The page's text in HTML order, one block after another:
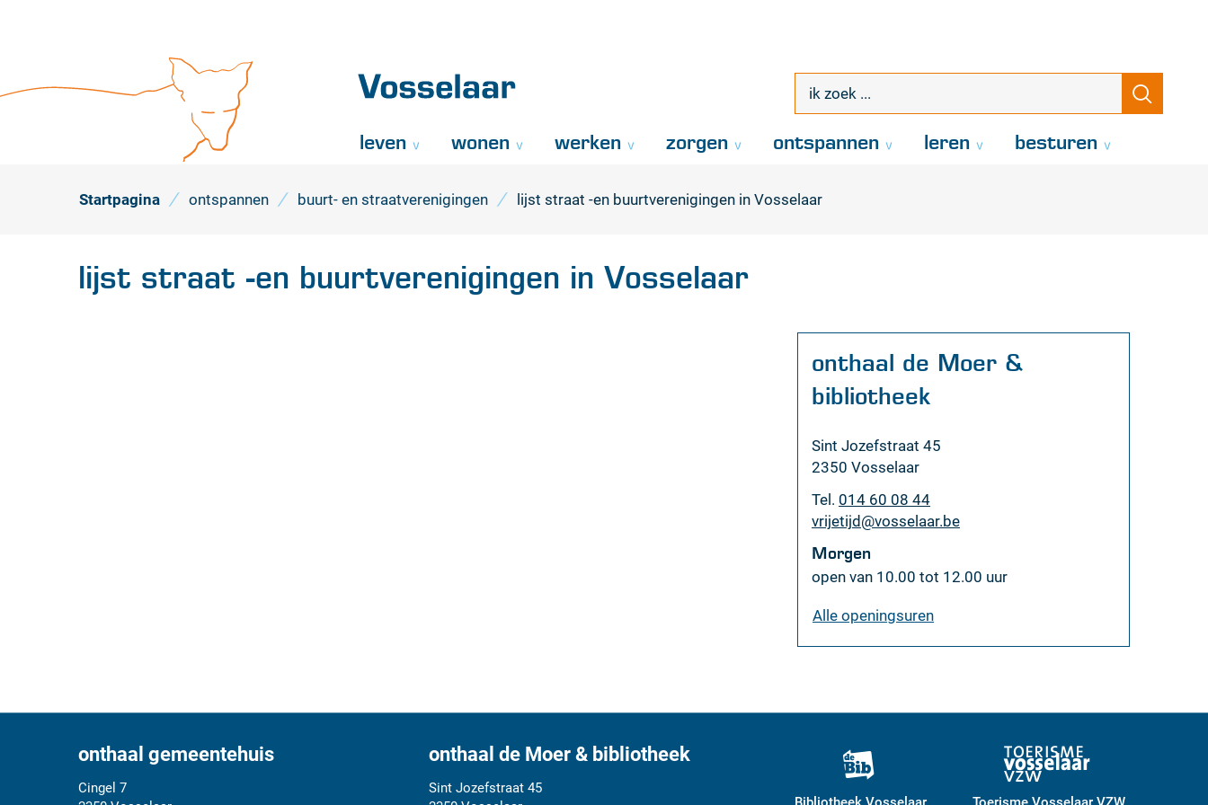
Vosselaar
zoek
leven wonen werken zorgen ontspannen leren besturen
Startpagina ontspannen buurt- en straatverenigingen lijst straat -en buurtverenigingen in Vosselaar
lijst straat -en buurtverenigingen in Vosselaar
Contact
onthaal de Moer &
bibliotheek
Adres
Sint Jozefstraat 45
,2350 Vosselaar
Tel. 014 60 08 44
E-
vrijetijd @vosselaar.be
Morgen
open van 10.00 tot 12.00 uur
Alle openingsurenonthaal
onthaal gemeentehuis
Adres
Cingel 7
Tel.
E-
onthaal de Moer & bibliotheek
Adres
Sint Jozefstraat 45
Tel.
E-